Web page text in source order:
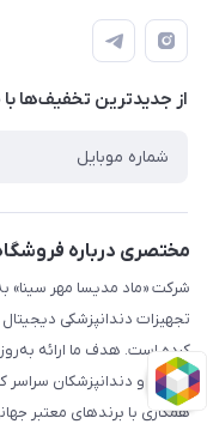
لیست محصولات
درباره ما
قوانین و مقررات
راهنما
از جدید‌ترین تخفیف‌ها
مختصری درباره
شرکت «ماد مدیسا مهر
کرده است. هدف ما ارائه
درمانی و دندانپزشکان
همکاری با برندهای معتبر